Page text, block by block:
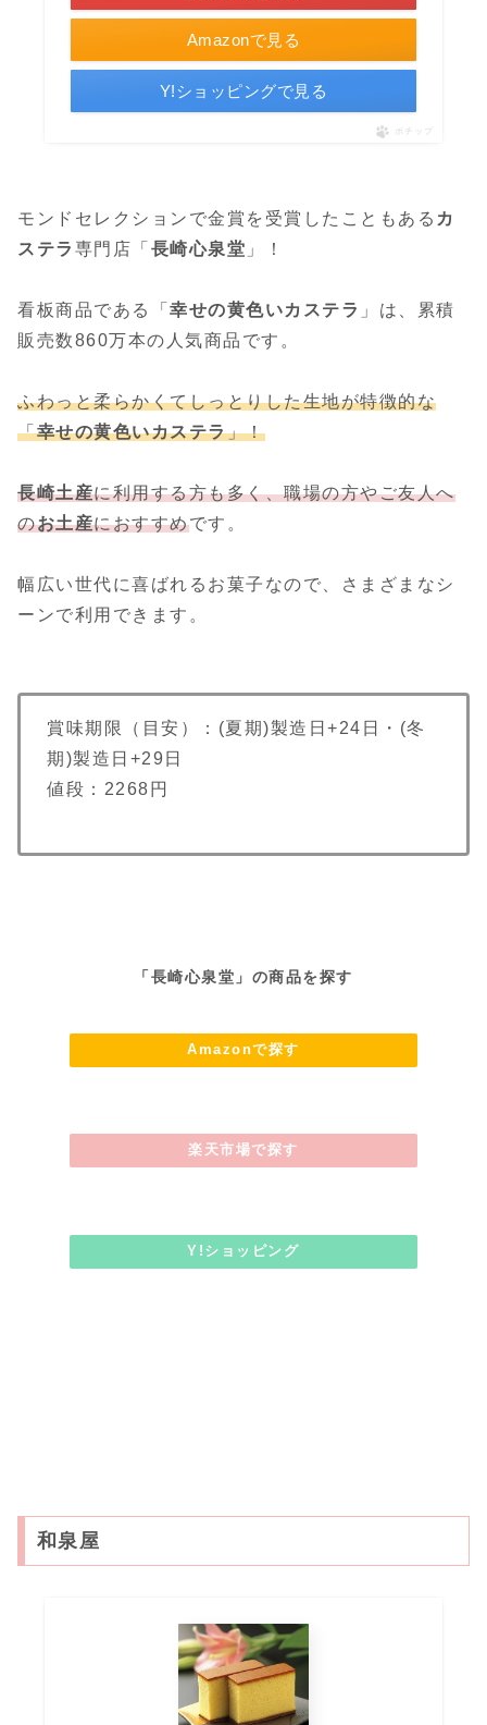
Amazonで見る
Y!ショッピングで見る
ポチップ
モンドセレクションで金賞を受賞したこともある カ
ステラ 専門店「 長崎心泉堂 」！
看板商品である「 幸せの黄色いカステラ 」は、累積
販売数860万本の人気商品です。
ふわっと柔らかくてしっとりした生地が特徴的な
「幸せの黄色いカステラ」！
長崎土産に利用する方も多く、職場の方やご友人へ
のお土産におすすめです。
幅広い世代に喜ばれるお菓子なので、さまざまなシ
ーンで利用できます。
賞味期限（目安）：(夏期)製造日+24日・(冬
期)製造日+29日
値段：2268円
「長崎心泉堂」の商品を探す
Amazonで探す
楽天市場で探す
Y!ショッピング
和泉屋